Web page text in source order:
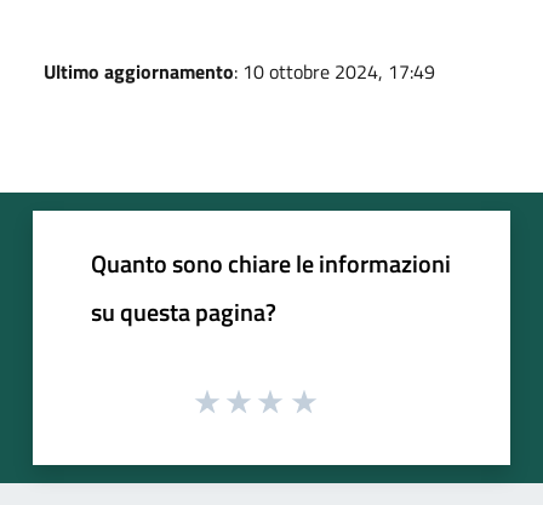
Ultimo aggiornamento: 10 ottobre 2024, 17:49
Quanto sono chiare le informazioni
su questa pagina?